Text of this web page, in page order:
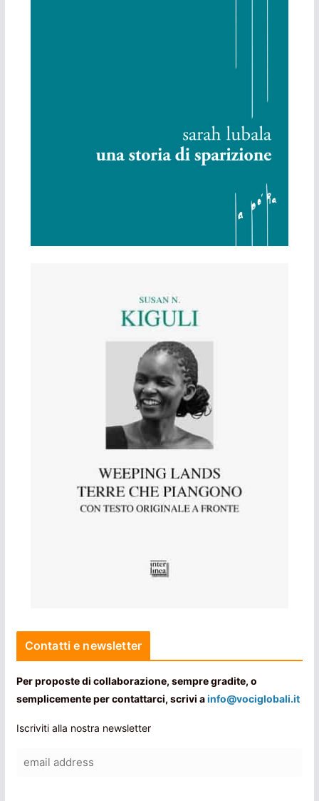
Contatti e newsletter
Per proposte di collaborazione, sempre gradite, o
semplicemente per contattarci, scrivi ainfo@vociglobali.it
Iscriviti alla nostra newsletter